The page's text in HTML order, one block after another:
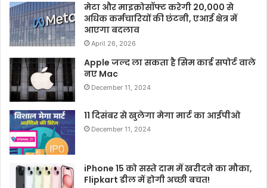
मेटा और माइक्रोसॉफ्ट करेगी 20,000 से
अधिक कर्मचारियों की छंटनी, एआई क्षेत्र में
आएगा बदलाव
April 26, 2026
Apple जल्द ला सकता है सिम कार्ड सपोर्ट वाले
नए Mac
December 11, 2024
11 दिसंबर से खुलेगा मेगा मार्ट का आईपीओ
December 11, 2024
iPhone 15 को सस्ते दाम में खरीदने का मौका,
Flipkart डील में होगी अच्छी बचत!